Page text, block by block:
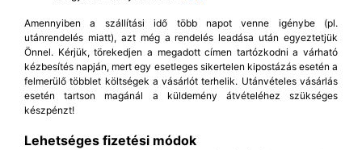
Amennyiben a szállítási idő több napot venne igénybe (pl.
utánrendelés miatt), azt még a rendelés leadása után egyeztetjük
Önnel. Kérjük, törekedjen a megadott címen tartózkodni a várható
kézbesítés napján, mert egy esetleges sikertelen kipostázás esetén a
felmerülő többlet költségek a vásárlót terhelik. Utánvételes vásárlás
esetén tartson magánál a küldemény átvételéhez szükséges
készpénzt!
Lehetséges fizetési módok